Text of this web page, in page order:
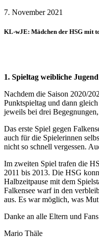
7. November 2021
KL-wJE: Mädchen der HSG mit
1. Spieltag weibliche
Nachdem die Saison 2020/
Punktspieltag und dann
jeweils bei drei
Das erste Spiel gegen
auch für die Spielerinnen
nicht so schnell vergessen.
Im zweiten Spiel trafen die
2011 bis 2013. Die HSG
Halbzeitpause mit dem
Falkensee warf in den
aus. Es war möglich, was
Danke an alle Eltern und
Mario Thäle